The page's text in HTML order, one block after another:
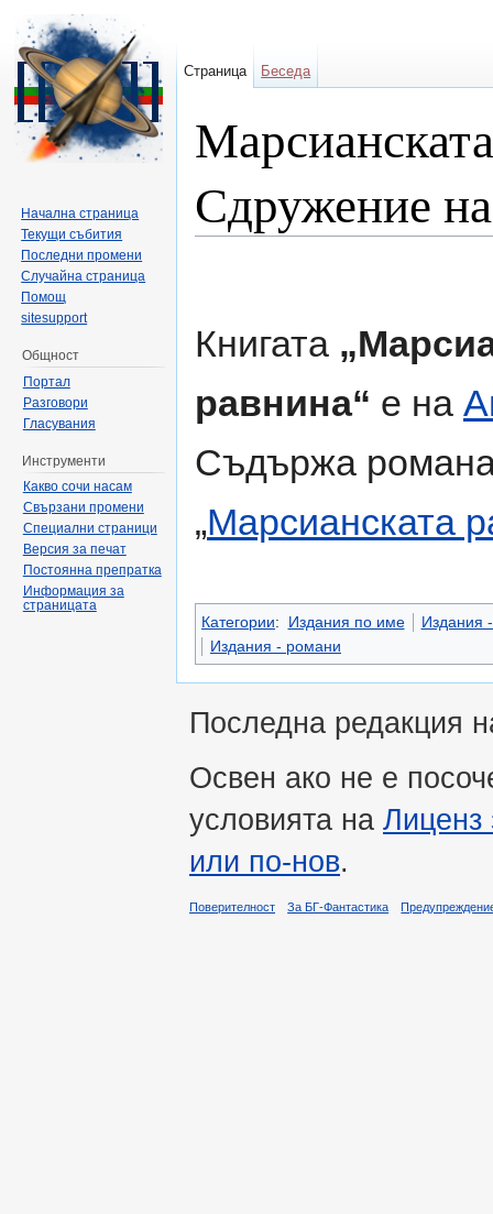
Сдружение
Книгата
равнина“ е на
Съдържа
„Марсианската
Категории: Издания по име
Издания
Издания - романи
Страница Беседа
Начална страница
Текущи събития
Последни промени
Случайна страница
Помощ
sitesupport
Общност
Портал
Разговори
Гласувания
Инструменти
Какво сочи насам
Свързани промени
Специални страници
Версия за печат
Постоянна препратка
Информация за
страницата
Последна редакция
Освен ако не е
условията на Лиценз
или по-нов.
Поверителност За БГ-Фантастика